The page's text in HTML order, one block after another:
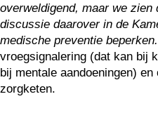
overweldigend, maar we
discussie daarover in de
medische preventie
vroegsignalering (dat kan bij
bij mentale aandoeningen)
zorgketen.